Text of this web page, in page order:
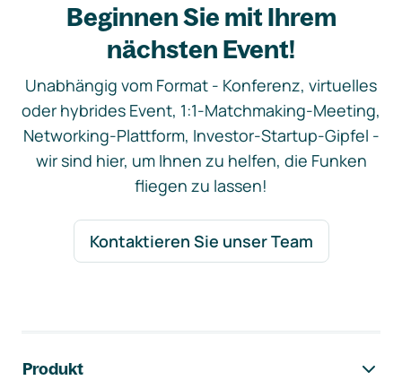
Beginnen Sie mit Ihrem
nächsten Event!
Unabhängig vom Format - Konferenz, virtuelles
oder hybrides Event, 1:1-Matchmaking-Meeting,
Networking-Plattform, Investor-Startup-Gipfel -
wir sind hier, um Ihnen zu helfen, die Funken
fliegen zu lassen!
Kontaktieren Sie unser Team
Produkt